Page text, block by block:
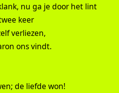
nu ga je door het lint
keer
verliezen,
ons vindt.
de liefde won!